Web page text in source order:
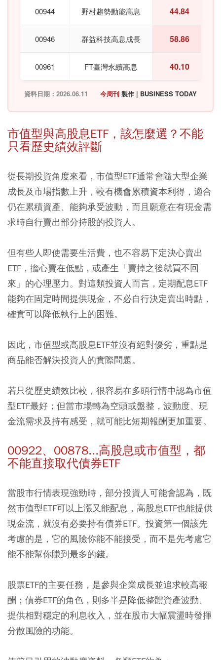
00944 野村趨勢動能高息 44.84
00946 群益科技高息成長 58.86
00961 FT臺灣永續高息 40.10
資料日期：2026.06.11 今周刊 製作 | BUSINESS TODAY
市值型與高股息ETF，該怎麼選？不能
只看歷史績效評斷
從長期投資角度來看，市值型ETF通常會隨大型企業
成長及市場指數上升，較有機會累積資本利得，適合
仍在累積資產、能夠承受波動，而且願意在有現金需
求時自行賣出部分持股的投資人。
但有些人即使需要生活費，也不容易下定決心賣出
ETF，擔心賣在低點，或產生「賣掉之後就買不回
來」的心理壓力。對這類投資人而言，定期配息ETF
能夠在固定時間提供現金，不必自行決定賣出時點，
確實可以降低執行上的困難。
因此，市值型或高股息ETF並沒有絕對優劣，重點是
商品能否解決投資人的實際問題。
若只從歷史績效比較，很容易在多頭行情中認為市值
型ETF最好；但當市場轉為空頭或盤整，波動度、現
金流需求及持有感受，就可能比短期報酬更加重要。
00922、00878...高股息或市值型，都
不能直接取代債券ETF
當股市行情表現強勁時，部分投資人可能會認為，既
然市值型ETF可以上漲又能配息，高股息ETF也能提供
現金流，就沒有必要持有債券ETF。投資第一個該先
考慮的是，它的風險你能不能接受，而不是先考慮它
能不能幫你賺到最多的錢。
股票ETF的主要任務，是參與企業成長並追求較高報
酬；債券ETF的角色，則多半是降低整體資產波動、
提供相對穩定的利息收入，並在股市大幅震盪時發揮
分散風險的功能。